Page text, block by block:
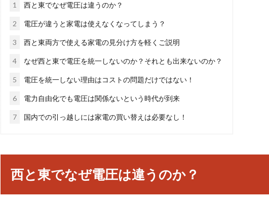
1 西と東でなぜ電圧は違うのか？
2 電圧が違うと家電は使えなくなってしまう？
3 西と東両方で使える家電の見分け方を軽くご説明
4 なぜ西と東で電圧を統一しないのか？それとも出来ないのか？
5 電圧を統一しない理由はコストの問題だけではない！
6 電力自由化でも電圧は関係ないという時代が到来
7 国内での引っ越しには家電の買い替えは必要なし！
西と東でなぜ電圧は違うのか？